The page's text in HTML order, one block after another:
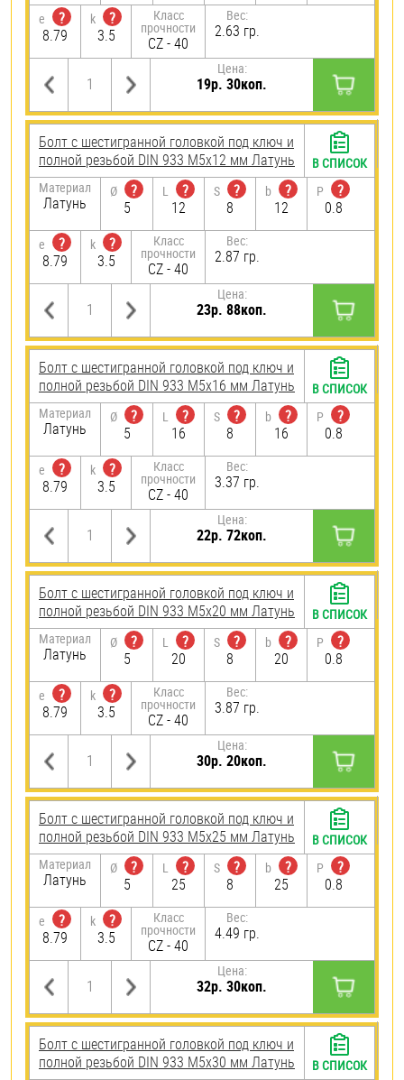
e
?
8.79
k
?
3.5
Класс
прочности
CZ - 40
Вес:
2.63 гр.
Цена:
19р. 30коп.
Болт с шестигранной головкой под ключ и
полной резьбой DIN 933 М5х12 мм Латунь
Материал
Латунь
Ø
?
5
L
?
12
S
?
8
b
?
12
P
?
0.8
e
?
8.79
k
?
3.5
Класс
прочности
CZ - 40
Вес:
2.87 гр.
Цена:
23р. 88коп.
В СПИСОК
Болт с шестигранной головкой под ключ и
полной резьбой DIN 933 М5х16 мм Латунь
Материал
Латунь
Ø
?
5
L
?
16
S
?
8
b
?
16
P
?
0.8
e
?
8.79
k
?
3.5
Класс
прочности
CZ - 40
Вес:
3.37 гр.
Цена:
22р. 72коп.
В СПИСОК
Болт с шестигранной головкой под ключ и
полной резьбой DIN 933 М5х20 мм Латунь
Материал
Латунь
Ø
?
5
L
?
20
S
?
8
b
?
20
P
?
0.8
e
?
8.79
k
?
3.5
Класс
прочности
CZ - 40
Вес:
3.87 гр.
Цена:
30р. 20коп.
В СПИСОК
Болт с шестигранной головкой под ключ и
полной резьбой DIN 933 М5х25 мм Латунь
Материал
Латунь
Ø
?
5
L
?
25
S
?
8
b
?
25
P
?
0.8
e
?
8.79
k
?
3.5
Класс
прочности
CZ - 40
Вес:
4.49 гр.
Цена:
32р. 30коп.
В СПИСОК
Болт с шестигранной головкой под ключ и
полной резьбой DIN 933 М5х30 мм Латунь
В СПИСОК